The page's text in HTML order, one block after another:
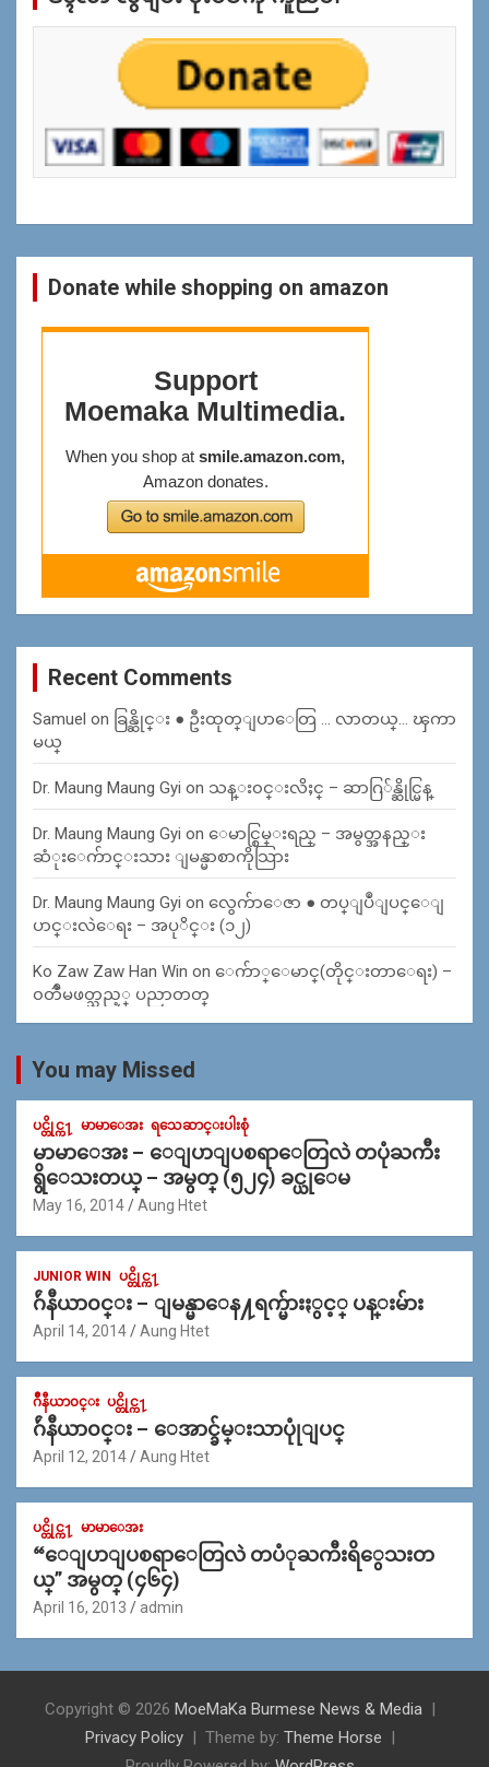
န္
Donate while shopping on amazon
Recent Comments
Samuel on ခြန္ဆိုင္း ● ဦးထုတ္ျပာေတြ … လာတယ္… ၾကာ
မယ္
Dr. Maung Maung Gyi on သန္း၀င္းလိႈင္ – ဆာဂြ်န္ဆိုင္မြန္
Dr. Maung Maung Gyi on ေမာင္စြမ္းရည္ – အမွတ္အနည္း
ဆံုးေက်ာင္းသား ျမန္မာစာကိုသြား
Dr. Maung Maung Gyi on လွေက်ာေဇာ ● တပ္ျပဳျပင္ေျ
ပာင္းလဲေရး – အပုိင္း (၁၂)
Ko Zaw Zaw Han Win on ေက်ာ္ေမာင္(တိုင္းတာေရး) –
၀တၳဳမဖတ္သည့္ ပညာတတ္
You may Missed
ပင္တိုင္က႑ မာမာေအး ရသေဆာင္းပါးစုံ
မာမာေအး – ေျပာျပစရာေတြလဲ တပုံႀကီး
ရွိေသးတယ္ – အမွတ္ (၅၂၄) ခင္ယုေမ
May 16, 2014 Aung Htet
JUNIOR WIN ပင္တိုင္က႑
ဂ်ဴနီယာ၀င္း – ျမန္မာေန႔ရက္မ်ားႏွင့္ ပန္းမ်ား
April 14, 2014 Aung Htet
ဂ်ဳနီယာ၀င္း ပင္တိုင္က႑
ဂ်ဴနီယာ၀င္း – ေအာင္ခ်မ္းသာပုုံျပင္
April 12, 2014 Aung Htet
ပင္တိုင္က႑ မာမာေအး
“ေျပာျပစရာေတြလဲ တပံုႀကီးရိွေသးတ
ယ္” အမွတ္ (၄၆၄)
April 16, 2013 admin
Copyright © 2026 MoeMaKa Burmese News & Media
Privacy Policy
Theme by: Theme Horse